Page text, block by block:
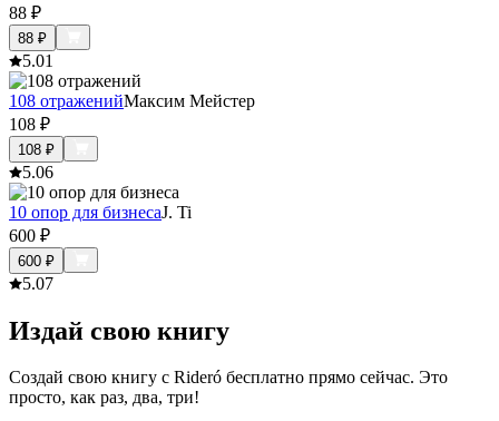
88 ₽
88 ₽
5.01
108 отраженийМаксим Мейстер
108 ₽
108 ₽
5.06
10 опор для бизнесаJ. Ti
600 ₽
600 ₽
5.07
Издай свою книгу
Создай свою книгу с Rideró бесплатно прямо сейчас. Это
просто, как раз, два, три!